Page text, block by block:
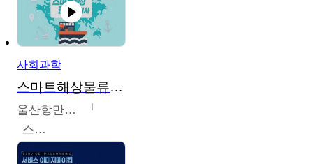
사회과학
스마트해상물류관리사 교육과정2
울산항만공사
스마트해상물류관리사 교육위원회